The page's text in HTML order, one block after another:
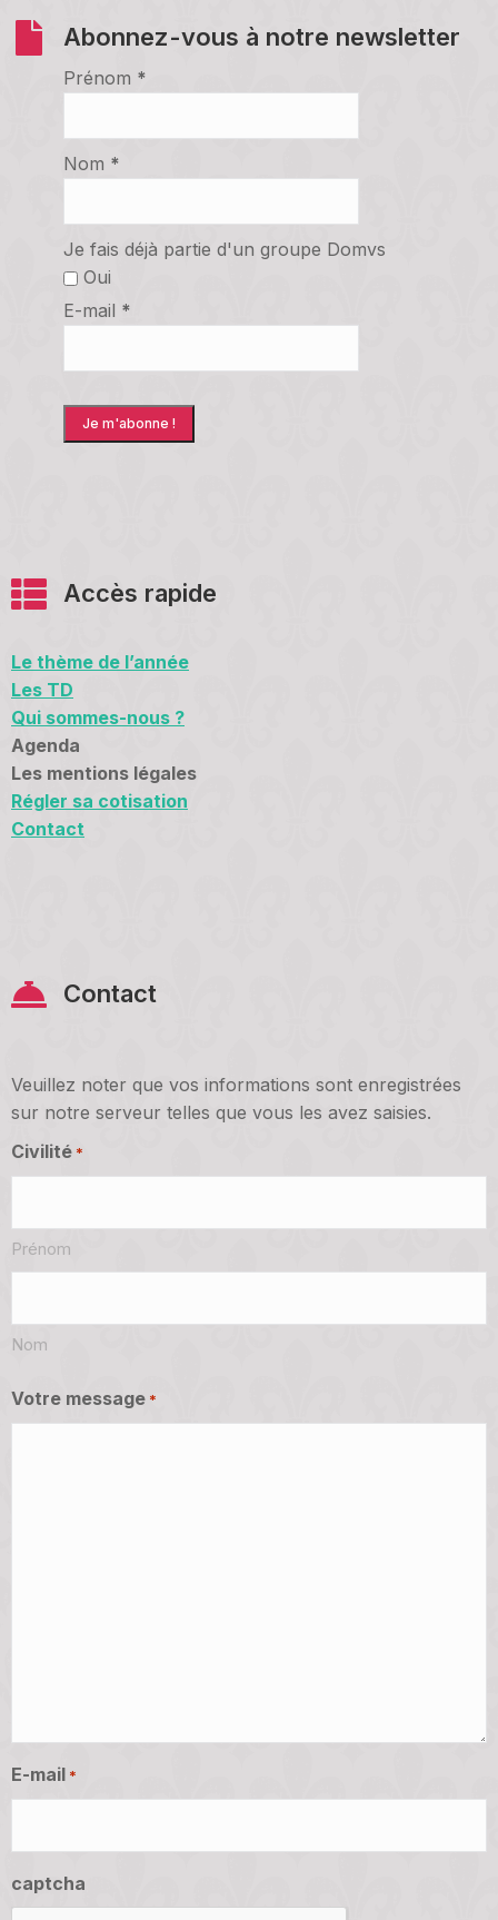
Abonnez-vous à notre newsletter
Prénom *
Nom *
Je fais déjà partie d'un groupe Domvs
Oui
E-mail *
Accès rapide
Le thème de l’année
Les TD
Qui sommes-nous ?
Agenda
Les mentions légales
Régler sa cotisation
Contact
Contact
Veuillez noter que vos informations sont enregistrées
sur notre serveur telles que vous les avez saisies.
Civilité *
Prénom
Nom
Votre message *
E-mail *
captcha